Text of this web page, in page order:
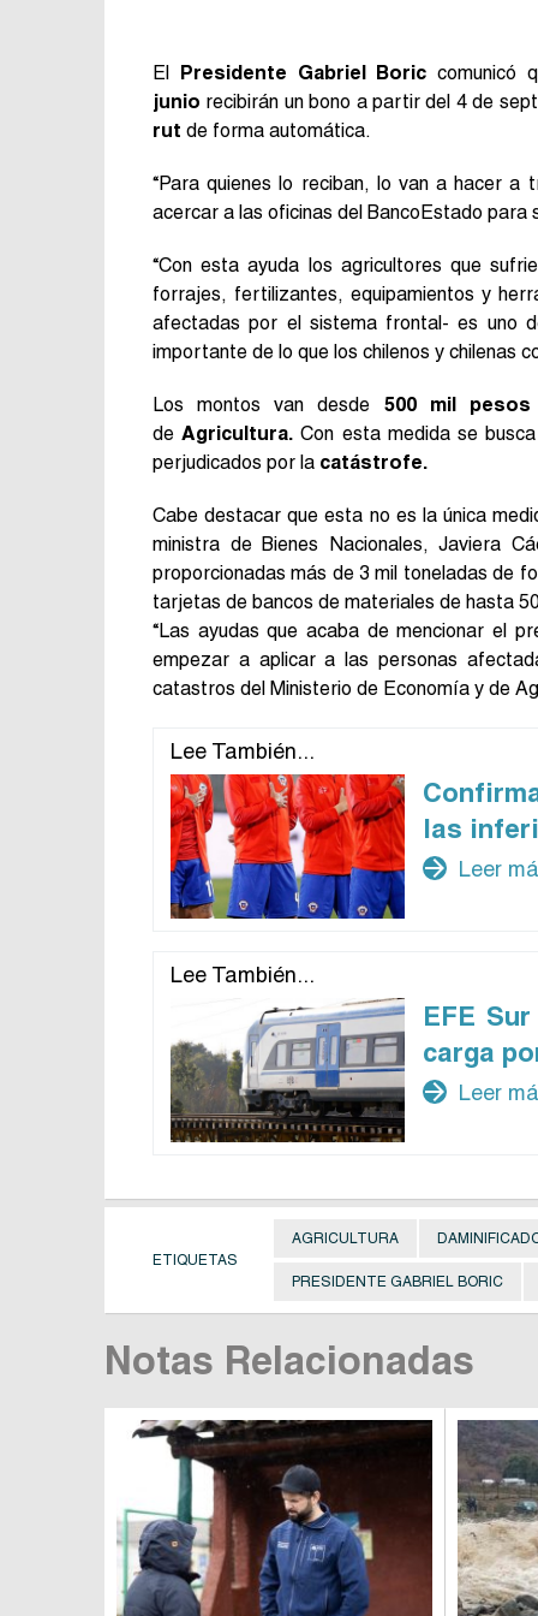
El Presidente Gabriel Boric comunicó
junio recibirán un bono a partir del 4 de
rut de forma automática.
“Para quienes lo reciban, lo van a hacer
acercar a las oficinas del BancoEstado
“Con esta ayuda los agricultores que
forrajes, fertilizantes, equipamientos y
afectadas por el sistema frontal- es uno
importante de lo que los chilenos y chilenas
Los montos van desde 500 mil
deAgricultura. Con esta medida se
perjudicados por la catástrofe.
Cabe destacar que esta no es la única
ministra de Bienes Nacionales, Javiera
proporcionadas más de 3 mil toneladas de
tarjetas de bancos de materiales de hasta
“Las ayudas que acaba de mencionar el
empezar a aplicar a las personas
catastros del Ministerio de Economía y de
Lee También...
las
arrow_forward Leer
Lee También...
EFE
carga
arrow_forward Leer
ETIQUETAS
AGRICULTURA
PRESIDENTE GABRIEL BORIC
Notas Relacionadas